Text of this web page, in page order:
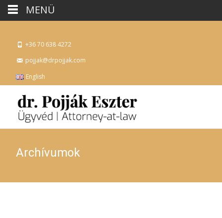
+36 70 638 4272
pojjak@drpojjak.com
English
Archívumok
MENÜ